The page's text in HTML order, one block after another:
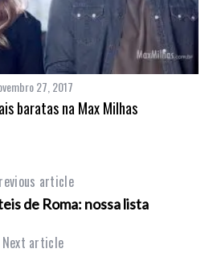
27, 2017
baratas na Max Milhas
article
de Roma: nossa lista
Next article